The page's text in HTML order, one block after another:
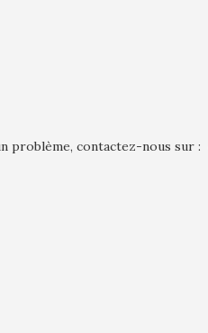
problème, contactez-nous sur :